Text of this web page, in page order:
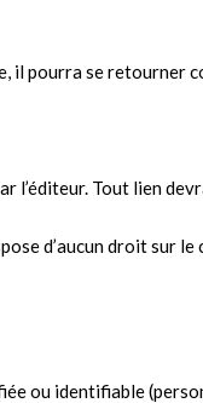
il pourra se retourner
Tout lien
d’aucun droit sur
ou identifiable